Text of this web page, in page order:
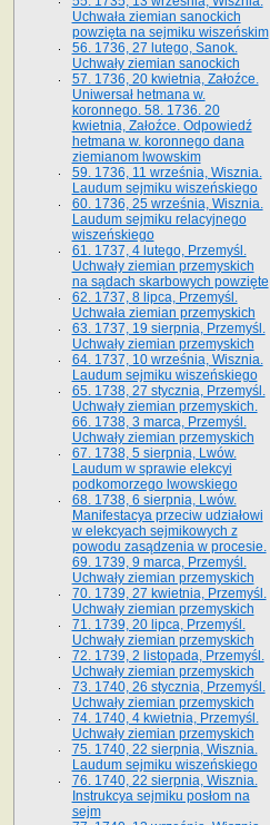
Uchwała ziemian sanockich
powzięta na sejmiku wiszeńskim
56. 1736, 27 lutego, Sanok.
Uchwały ziemian sanockich
57. 1736, 20 kwietnia, Załoźce.
Uniwersał hetmana w.
koronnego. 58. 1736. 20
kwietnia, Załoźce. Odpowiedź
hetmana w. koronnego dana
ziemianom lwowskim
59. 1736, 11 września, Wisznia.
Laudum sejmiku wiszeńskiego
60. 1736, 25 września, Wisznia.
Laudum sejmiku relacyjnego
wiszeńskiego
61. 1737, 4 lutego, Przemyśl.
Uchwały ziemian przemyskich
na sądach skarbowych powzięte
62. 1737, 8 lipca, Przemyśl.
Uchwała ziemian przemyskich
63. 1737, 19 sierpnia, Przemyśl.
Uchwały ziemian przemyskich
64. 1737, 10 września, Wisznia.
Laudum sejmiku wiszeńskiego
65. 1738, 27 stycznia, Przemyśl.
Uchwały ziemian przemyskich­­.
66. 1738, 3 marca, Przemyśl.
Uchwały ziemian przemyskich­
67. 1738, 5 sierpnia, Lwów.
Laudum w sprawie elekcyi
podkomorzego lwowskiego
68. 1738, 6 sierpnia, Lwów.
Manifestacya przeciw udziałowi
w elekcyach sejmikowych z
powodu zasądzenia w procesie.
69. 1739, 9 marca, Przemyśl.
Uchwały ziemian przemyskich
70. 1739, 27 kwietnia, Przemyśl.
Uchwały ziemian przemyskich
71. 1739, 20 lipca, Przemyśl.
Uchwały ziemian przemyskich
72. 1739, 2 listopada, Przemyśl.
Uchwały ziemian przemyskich
73. 1740, 26 stycznia, Przemyśl.
Uchwały ziemian przemyskich
74. 1740, 4 kwietnia, Przemyśl.
Uchwały ziemian przemyskich
75. 1740, 22 sierpnia, Wisznia.
Laudum sejmiku wiszeńskiego
76. 1740, 22 sierpnia, Wisznia.
Instrukcya sejmiku posłom na
sejm